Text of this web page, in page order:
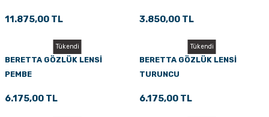
11.875,00 TL 3.850,00 TL
Tükendi
BERETTA GÖZLÜK LENSİ
PEMBE
6.175,00 TL
Tükendi
BERETTA GÖZLÜK LENSİ
TURUNCU
6.175,00 TL